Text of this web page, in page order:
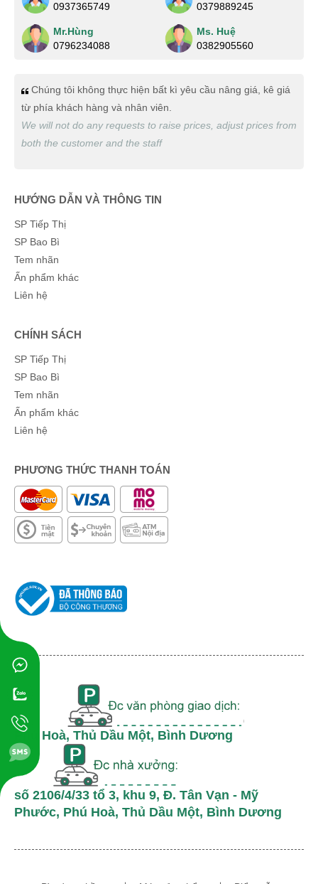
0937365749
0379889245
Mr.Hùng
0796234088
Ms. Huệ
0382905560
Chúng tôi không thực hiện bất kì yêu cầu nâng giá, kê giá
từ phía khách hàng và nhân viên.
We will not do any requests to raise prices, adjust prices from
both the customer and the staff
HƯỚNG DẪN VÀ THÔNG TIN
SP Tiếp Thị
SP Bao Bì
Tem nhãn
Ấn phẩm khác
Liên hệ
CHÍNH SÁCH
SP Tiếp Thị
SP Bao Bì
Tem nhãn
Ấn phẩm khác
Liên hệ
PHƯƠNG THỨC THANH TOÁN
Phú Hoà, Thủ Dầu Một, Bình Dương
số 2106/4/33 tổ 3, khu 9, Đ. Tân Vạn - Mỹ
Phước, Phú Hoà, Thủ Dầu Một, Bình Dương